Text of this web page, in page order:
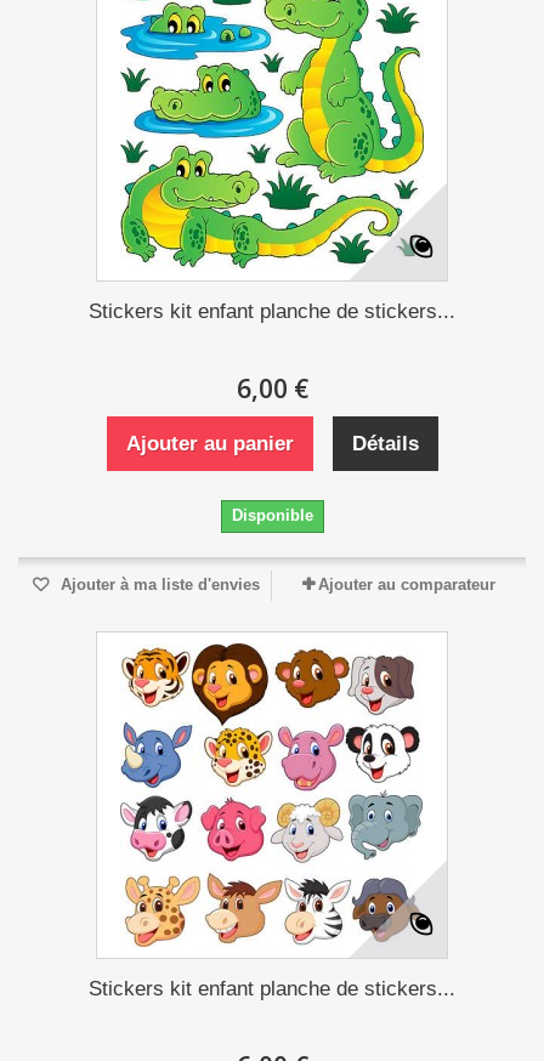
Stickers kit enfant planche de stickers...
6,00 €
Ajouter au panier Détails
Disponible
Ajouter à ma liste d'envies Ajouter au comparateur
Stickers kit enfant planche de stickers...